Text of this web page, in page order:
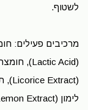
לשטוף.